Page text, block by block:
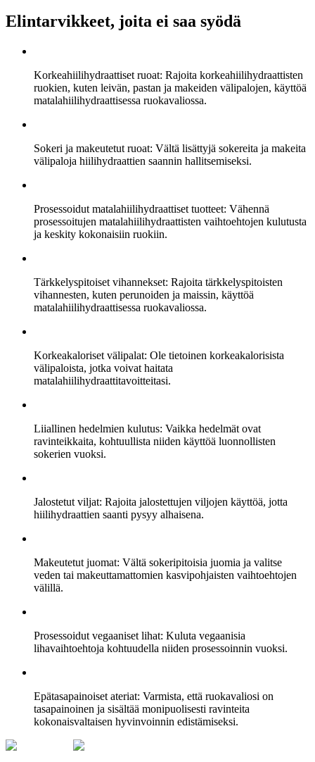
Elintarvikkeet, joita ei saa syödä
Korkeahiilihydraattiset ruoat: Rajoita korkeahiilihydraattisten
ruokien, kuten leivän, pastan ja makeiden välipalojen, käyttöä
matalahiilihydraattisessa ruokavaliossa.
Sokeri ja makeutetut ruoat: Vältä lisättyjä sokereita ja makeita
välipaloja hiilihydraattien saannin hallitsemiseksi.
Prosessoidut matalahiilihydraattiset tuotteet: Vähennä
prosessoitujen matalahiilihydraattisten vaihtoehtojen kulutusta
ja keskity kokonaisiin ruokiin.
Tärkkelyspitoiset vihannekset: Rajoita tärkkelyspitoisten
vihannesten, kuten perunoiden ja maissin, käyttöä
matalahiilihydraattisessa ruokavaliossa.
Korkeakaloriset välipalat: Ole tietoinen korkeakalorisista
välipaloista, jotka voivat haitata
matalahiilihydraattitavoitteitasi.
Liiallinen hedelmien kulutus: Vaikka hedelmät ovat
ravinteikkaita, kohtuullista niiden käyttöä luonnollisten
sokerien vuoksi.
Jalostetut viljat: Rajoita jalostettujen viljojen käyttöä, jotta
hiilihydraattien saanti pysyy alhaisena.
Makeutetut juomat: Vältä sokeripitoisia juomia ja valitse
veden tai makeuttamattomien kasvipohjaisten vaihtoehtojen
välillä.
Prosessoidut vegaaniset lihat: Kuluta vegaanisia
lihavaihtoehtoja kohtuudella niiden prosessoinnin vuoksi.
Epätasapainoiset ateriat: Varmista, että ruokavaliosi on
tasapainoinen ja sisältää monipuolisesti ravinteita
kokonaisvaltaisen hyvinvoinnin edistämiseksi.